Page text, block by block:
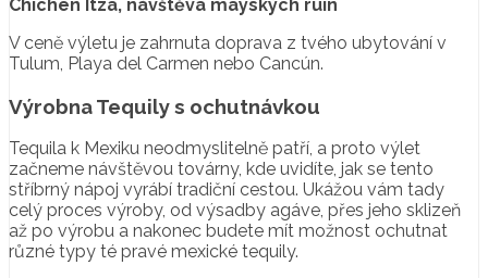
Chichen Itza, návštěva mayských ruin
V ceně výletu je zahrnuta doprava z tvého ubytování v
Tulum, Playa del Carmen nebo Cancún.
Výrobna Tequily s ochutnávkou
Tequila k Mexiku neodmyslitelně patří, a proto výlet
začneme návštěvou továrny, kde uvidíte, jak se tento
stříbrný nápoj vyrábí tradiční cestou. Ukážou vám tady
celý proces výroby, od výsadby agáve, přes jeho sklizeň
až po výrobu a nakonec budete mít možnost ochutnat
různé typy té pravé mexické tequily.